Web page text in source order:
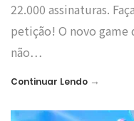
22.000 assinaturas.
petição! O novo game
não…
Continuar Lendo →